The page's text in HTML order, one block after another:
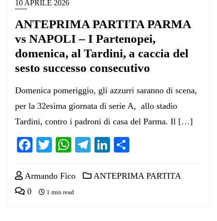
10 APRILE 2026
ANTEPRIMA PARTITA PARMA
vs NAPOLI – I Partenopei,
domenica, al Tardini, a caccia del
sesto successo consecutivo
Domenica pomeriggio, gli azzurri saranno di scena,
per la 32esima giornata di serie A, allo stadio
Tardini, contro i padroni di casa del Parma. Il […]
Facebook
TwitterWhatsApp
Telegram
LinkedIn
Armando Fico
ANTEPRIMA PARTITA
0
1 min read